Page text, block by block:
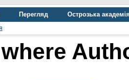
Перегляд
Острозька